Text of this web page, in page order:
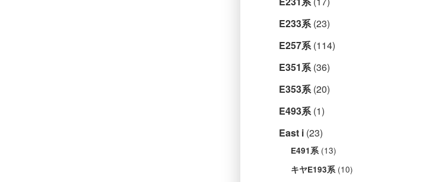
E233系(23)
E257系(114)
E351系(36)
E353系(20)
E493系(1)
East i (23)
E491系(13)
キヤE193系(10)